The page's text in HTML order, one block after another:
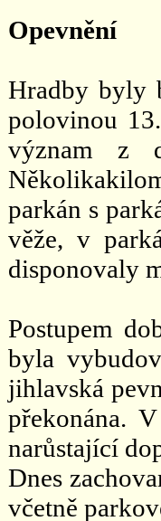
Opevnění
Hradby byly
polovinou
význam z
parkán s
věže, v
disponovaly
Postupem
byla
jihlavská
překonána.
narůstající
Dnes
včetně